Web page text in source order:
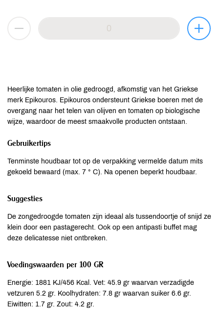
Heerlijke tomaten in olie gedroogd, afkomstig van het Griekse
merk Epikouros. Epikouros ondersteunt Griekse boeren met de
overgang naar het telen van olijven en tomaten op biologische
wijze, waardoor de meest smaakvolle producten ontstaan.
Gebruikertips
Tenminste houdbaar tot op de verpakking vermelde datum mits
gekoeld bewaard (max. 7 ° C). Na openen beperkt houdbaar.
Suggesties
De zongedroogde tomaten zijn ideaal als tussendoortje of snijd ze
klein door een pastagerecht. Ook op een antipasti buffet mag
deze delicatesse niet ontbreken.
Voedingswaarden per 100 GR
Energie: 1881 KJ/456 Kcal. Vet: 45.9 gr waarvan verzadigde
vetzuren 5.2 gr. Koolhydraten: 7.8 gr waarvan suiker 6.6 gr.
Eiwitten: 1.7 gr. Zout: 4.2 gr.